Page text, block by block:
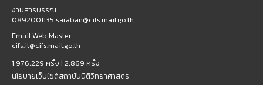
งานสารบรรณ
0892001135 saraban@cifs.mail.go.th
Email Web Master
cifs.it@cifs.mail.go.th
1,976,229 ครั้ง | 2,869 ครั้ง
นโยบายเว็บไซต์สถาบันนิติวิทยาศาสตร์